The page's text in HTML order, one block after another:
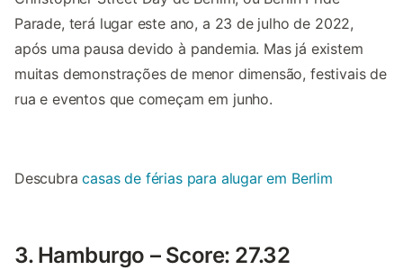
Parade, terá lugar este ano, a 23 de julho de 2022,
após uma pausa devido à pandemia. Mas já existem
muitas demonstrações de menor dimensão, festivais de
rua e eventos que começam em junho.
Descubracasas de férias para alugar em Berlim
3. Hamburgo – Score: 27.32